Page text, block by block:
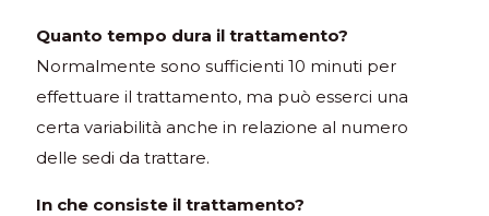
Quanto tempo dura il trattamento?
Normalmente sono sufficienti 10 minuti per
effettuare il trattamento, ma può esserci una
certa variabilità anche in relazione al numero
delle sedi da trattare.
In che consiste il trattamento?